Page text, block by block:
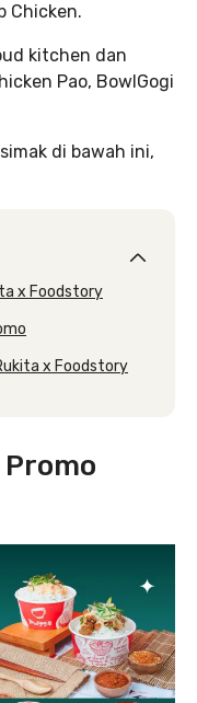
Chicken.
kitchen dan
Pao, BowlGogi
di bawah ini,
x Foodstory
x Foodstory